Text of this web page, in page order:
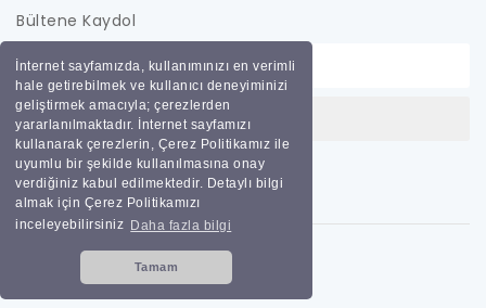
İnternet sayfamızda, kullanımınızı en verimli
hale getirebilmek ve kullanıcı deneyiminizi
geliştirmek amacıyla; çerezlerden
yararlanılmaktadır. İnternet sayfamızı
kullanarak çerezlerin, Çerez Politikamız ile
uyumlu bir şekilde kullanılmasına onay
verdiğiniz kabul edilmektedir. Detaylı bilgi
almak için Çerez Politikamızı
inceleyebilirsiniz Daha fazla bilgi
Tamam
Bültene Kaydol